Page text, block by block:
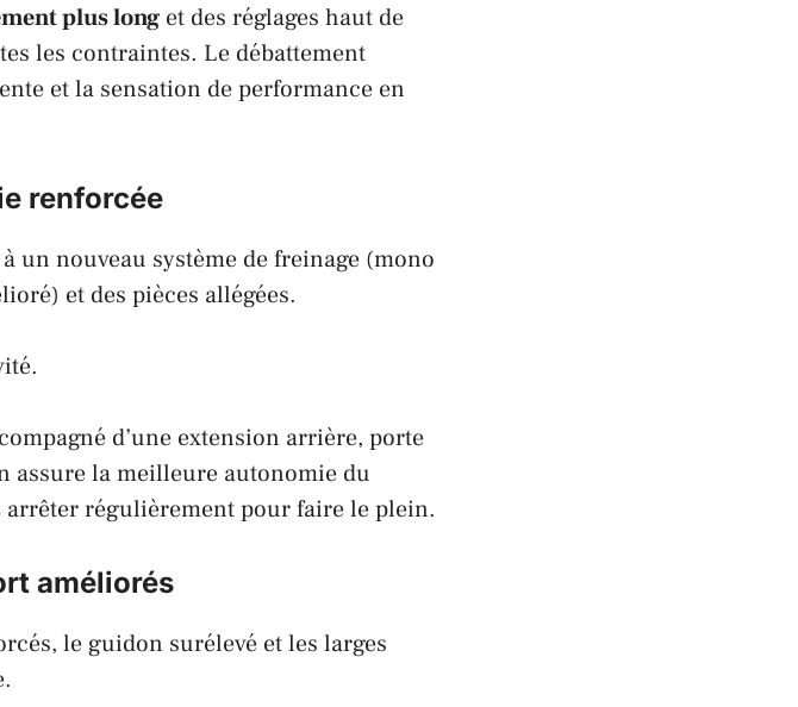
plus long et des réglages haut de
les contraintes. Le débattement
et la sensation de performance en
renforcée
un nouveau système de freinage (mono
et des pièces allégées.
d’une extension arrière, porte
assure la meilleure autonomie du
arrêter régulièrement pour faire le plein.
améliorés
le guidon surélevé et les larges